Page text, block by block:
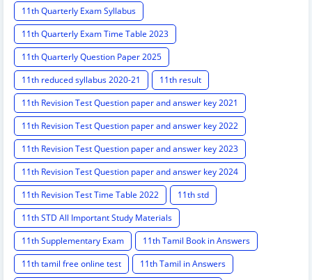
11th Quarterly Exam Syllabus
11th Quarterly Exam Time Table 2023
11th Quarterly Question Paper 2025
11th reduced syllabus 2020-21
11th result
11th Revision Test Question paper and answer key 2021
11th Revision Test Question paper and answer key 2022
11th Revision Test Question paper and answer key 2023
11th Revision Test Question paper and answer key 2024
11th Revision Test Time Table 2022
11th std
11th STD All Important Study Materials
11th Supplementary Exam
11th Tamil Book in Answers
11th tamil free online test
11th Tamil in Answers